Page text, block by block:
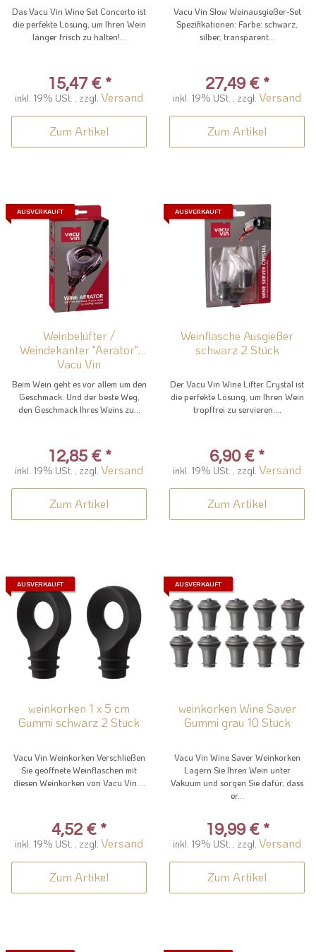
Das Vacu Vin Wine Set Concerto ist
die perfekte Lösung, um Ihren Wein
länger frisch zu halten!...
15,47 € *
inkl. 19% USt. , zzgl. Versand
Zum Artikel
Vacu Vin Slow Weinausgießer-Set
Spezifikationen: Farbe: schwarz,
silber, transparent...
27,49 € *
inkl. 19% USt. , zzgl. Versand
Zum Artikel
AUSVERKAUFT
Weinbelüfter /
Weindekanter "Aerator"
Vacu Vin
Beim Wein geht es vor allem um den
Geschmack. Und der beste Weg,
den Geschmack Ihres Weins zu...
12,85 € *
inkl. 19% USt. , zzgl. Versand
Zum Artikel
AUSVERKAUFT
Weinflasche Ausgießer
schwarz 2 Stück
Der Vacu Vin Wine Lifter Crystal ist
die perfekte Lösung, um Ihren Wein
tropffrei zu servieren....
6,90 € *
inkl. 19% USt. , zzgl. Versand
Zum Artikel
AUSVERKAUFT
weinkorken 1 x 5 cm
Gummi schwarz 2 Stück
Vacu Vin Weinkorken Verschließen
Sie geöffnete Weinflaschen mit
diesen Weinkorken von Vacu Vin....
4,52 € *
inkl. 19% USt. , zzgl. Versand
Zum Artikel
AUSVERKAUFT
weinkorken Wine Saver
Gummi grau 10 Stück
Vacu Vin Wine Saver Weinkorken
Lagern Sie Ihren Wein unter
Vakuum und sorgen Sie dafür, dass
er...
19,99 € *
inkl. 19% USt. , zzgl. Versand
Zum Artikel